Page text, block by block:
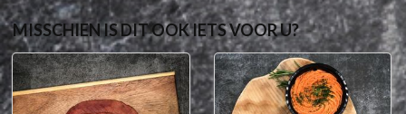
MISSCHIEN IS DIT OOK IETS VOOR U?